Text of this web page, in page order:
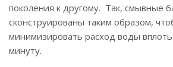
поколения к другому. Так, смывные
сконструированы таким образом,
минимизировать расход воды
минуту.